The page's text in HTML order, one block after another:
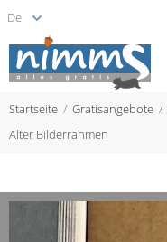
Startseite Gratisangebote
Alter Bilderrahmen